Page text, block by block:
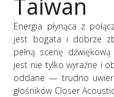
Taiwan
Energia płynąca z
jest bogata i dobrze
pełną scenę
jest nie tylko wyraźne i
oddane — trudno
głośników Closer